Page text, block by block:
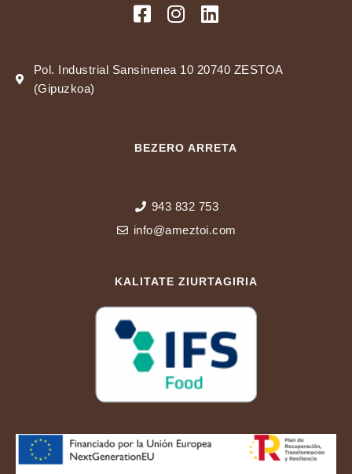
Pol. Industrial Sansinenea 10 20740 ZESTOA
(Gipuzkoa)
BEZERO ARRETA
943 832 753
info@ameztoi.com
KALITATE ZIURTAGIRIA